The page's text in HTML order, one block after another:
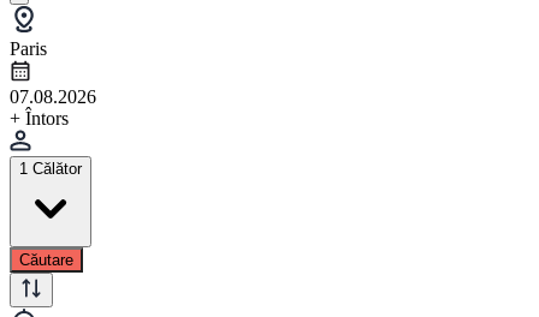
Paris
07.08.2026
+ Întors
1 Călător
Căutare